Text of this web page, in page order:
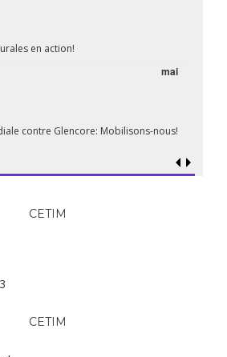
en action!
mai
contre Glencore: Mobilisons-nous!
CETIM
CETIM